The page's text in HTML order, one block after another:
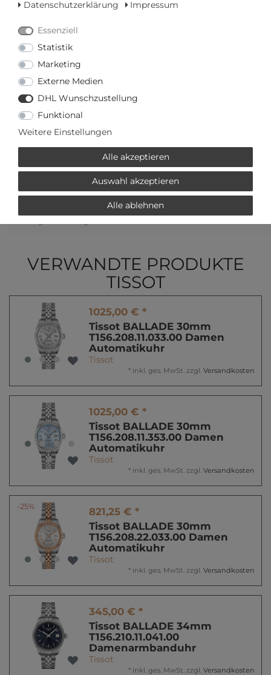
Wunschliste
IN DEN WARENKORB
oder€ mtl.
mehr Informationen zum Ratenkauf
VERWANDTE PRODUKTE
TISSOT
1025,00 € *
Tissot BALLADE 30mm
T156.208.11.033.00 Damen
Automatikuhr
Tissot
* inkl. ges. MwSt. zzgl. Versandkosten
1025,00 € *
Tissot BALLADE 30mm
T156.208.11.353.00 Damen
Automatikuhr
Tissot
* inkl. ges. MwSt. zzgl. Versandkosten
-25%
821,25 € *
Tissot BALLADE 30mm
T156.208.22.033.00 Damen
Automatikuhr
Tissot
* inkl. ges. MwSt. zzgl. Versandkosten
345,00 € *
Tissot BALLADE 34mm
T156.210.11.041.00
Damenarmbanduhr
Tissot
* inkl. ges. MwSt. zzgl. Versandkosten
Datenschutzerklärung Impressum
Essenziell
Statistik
Marketing
Externe Medien
DHL Wunschzustellung
Funktional
Weitere Einstellungen
Alle akzeptieren
Auswahl akzeptieren
Alle ablehnen